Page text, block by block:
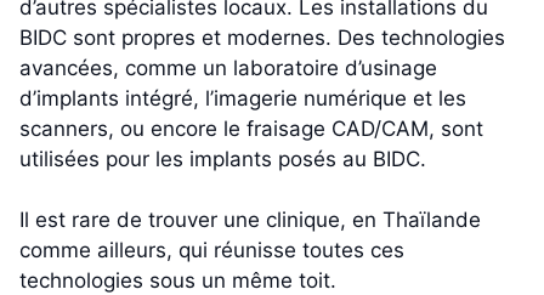
d’autres spécialistes locaux. Les installations du
BIDC sont propres et modernes. Des technologies
avancées, comme un laboratoire d’usinage
d’implants intégré, l’imagerie numérique et les
scanners, ou encore le fraisage CAD/CAM, sont
utilisées pour les implants posés au BIDC.
Il est rare de trouver une clinique, en Thaïlande
comme ailleurs, qui réunisse toutes ces
technologies sous un même toit.